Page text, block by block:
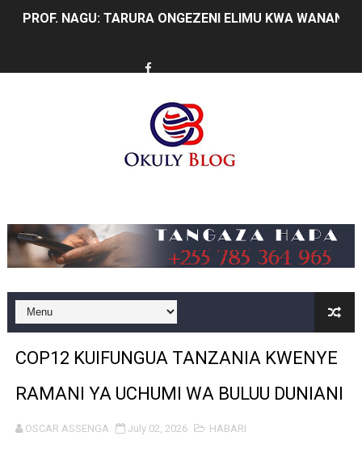
PROF. NAGU: TARURA ONGEZENI ELIMU KWA
TBS YAENDELEA KUTOA ELUMU YA VIWANGO
RAIS SAMIA AIPONGEZA TADB KUWA MDHAMINI
Msajili wa Hazina ateta na Rais wa Benki ya Biashara
MHANDISI SWEDI: NANENANE NI FURSA YA
TEKNOLOJIA YA NYUKLIA: MSAADA MKUBWA KATIKA
COP12 KUIFUNGUA TANZANIA KWENYE
RAMANI YA UCHUMI WA BULUU DUNIANI
OSCAR ASSENGA July 02, 2026 HABARI